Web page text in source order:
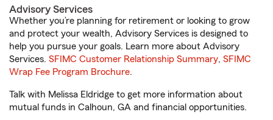
Advisory Services
Whether you’re planning for retirement or looking to grow
and protect your wealth, Advisory Services is designed to
help you pursue your goals. Learn more about Advisory
Services. SFIMC Customer Relationship Summary, SFIMC
Wrap Fee Program Brochure.
Talk with Melissa Eldridge to get more information about
mutual funds in Calhoun, GA and financial opportunities.